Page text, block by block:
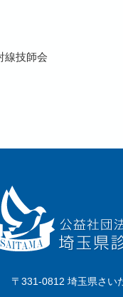
技師会
〒331-0812 埼玉県さい